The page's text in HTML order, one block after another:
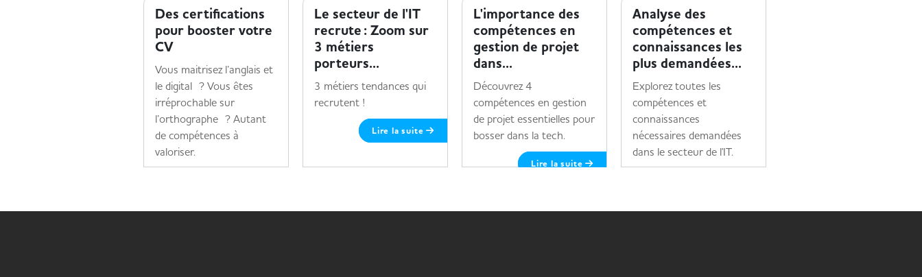
Des certifications
pour booster votre
CV
Vous maitrisez l’anglais et
le digital ? Vous êtes
irréprochable sur
l’orthographe ? Autant
de compétences à
valoriser.
Le secteur de l'IT
recrute : Zoom sur
3 métiers
porteurs...
3 métiers tendances qui
recrutent !
Lire la suite
L'importance des
compétences en
gestion de projet
dans...
Découvrez 4
compétences en gestion
de projet essentielles pour
bosser dans la tech.
Lire la suite
Analyse des
compétences et
connaissances les
plus demandées...
Explorez toutes les
compétences et
connaissances
nécessaires demandées
dans le secteur de l'IT.